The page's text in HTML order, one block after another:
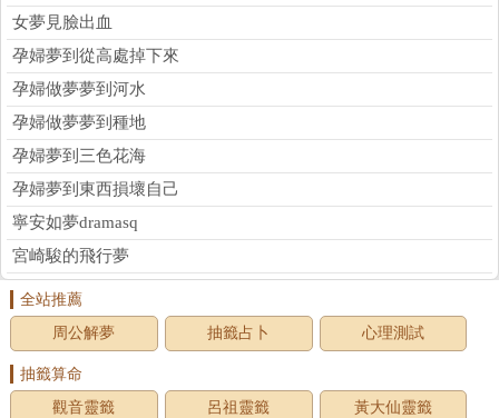
女夢見臉出血
孕婦夢到從高處掉下來
孕婦做夢夢到河水
孕婦做夢夢到種地
孕婦夢到三色花海
孕婦夢到東西損壞自己
寧安如夢dramasq
宮崎駿的飛行夢
全站推薦
周公解夢
抽籤占卜 心理測試
抽籤算命
觀音靈籤
呂祖靈籤 黃大仙靈籤